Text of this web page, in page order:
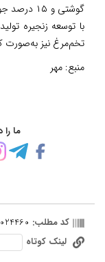
گوشتی و
با توسعه زنجیره
تخم‌مرغ نیز به‌صورت
منبع: مهر
ما
کد مطلب:
لینک کوتاه